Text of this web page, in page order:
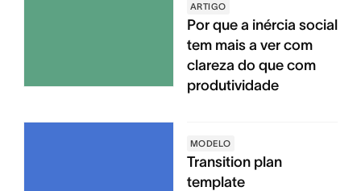
ARTIGO
Por que a inércia social
tem mais a ver com
clareza do que com
produtividade
MODELO
Transition plan
template